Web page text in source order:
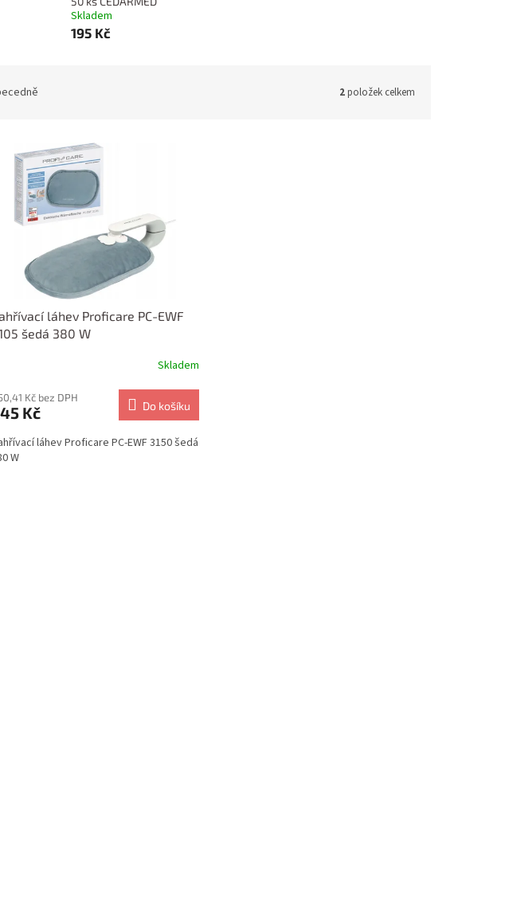
Skladem
195 Kč
2položek celkem
láhev Proficare PC-EWF
šedá 380 W
Skladem
Kč bez DPH
Kč Do košíku
láhev Proficare PC-EWF 3150 šedá
W